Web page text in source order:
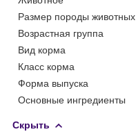
Размер породы животных
Возрастная группа
Вид корма
Класс корма
Форма выпуска
Основные ингредиенты
Скрыть